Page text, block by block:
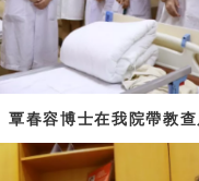
覃春容博士在我院帶教查